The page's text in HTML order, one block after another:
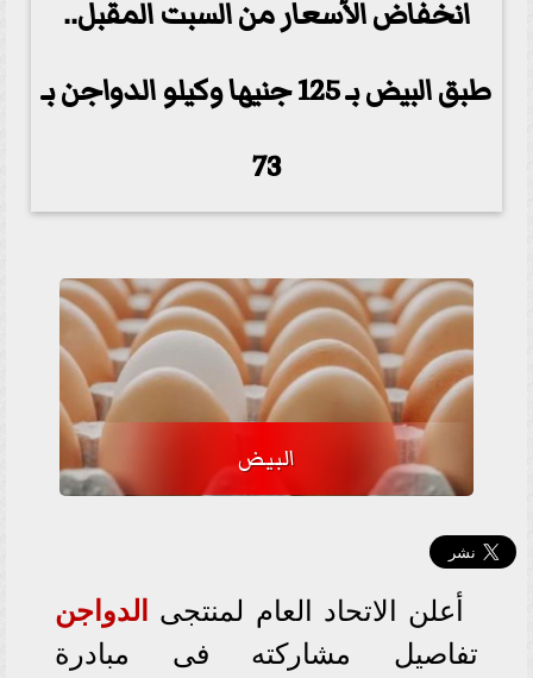
انخفاض الأسعار من السبت المقبل..
طبق البيض بـ 125 جنيها وكيلو الدواجن بـ
73
البيض
أعلن الاتحاد العام لمنتجى
الدواجن
تفاصيل مشاركته فى مبادرة